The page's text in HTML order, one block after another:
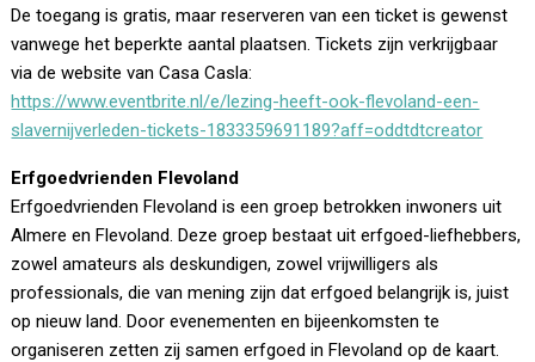
De toegang is gratis, maar reserveren van een ticket is gewenst
vanwege het beperkte aantal plaatsen. Tickets zijn verkrijgbaar
via de website van Casa Casla:
https://www.eventbrite.nl/e/lezing-heeft-ook-flevoland-een-
slavernijverleden-tickets-1833359691189?aff=oddtdtcreator
Erfgoedvrienden Flevoland
Erfgoedvrienden Flevoland is een groep betrokken inwoners uit
Almere en Flevoland. Deze groep bestaat uit erfgoed-liefhebbers,
zowel amateurs als deskundigen, zowel vrijwilligers als
professionals, die van mening zijn dat erfgoed belangrijk is, juist
op nieuw land. Door evenementen en bijeenkomsten te
organiseren zetten zij samen erfgoed in Flevoland op de kaart.